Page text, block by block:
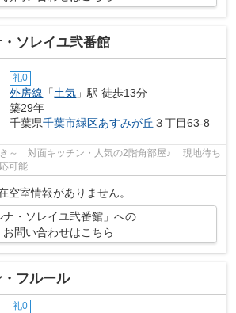
ソレイユ弐番館
礼0
外房線 「土気 」駅 徒歩13分
築29年
千葉県千葉市緑区あすみが丘 ３丁目63-8
き～ 対面キッチン・人気の2階角部屋♪ 現地待ち
可能
空室情報がありません。
ナ・ソレイユ弐番館」への
お問い合わせはこちら
フルール
礼0